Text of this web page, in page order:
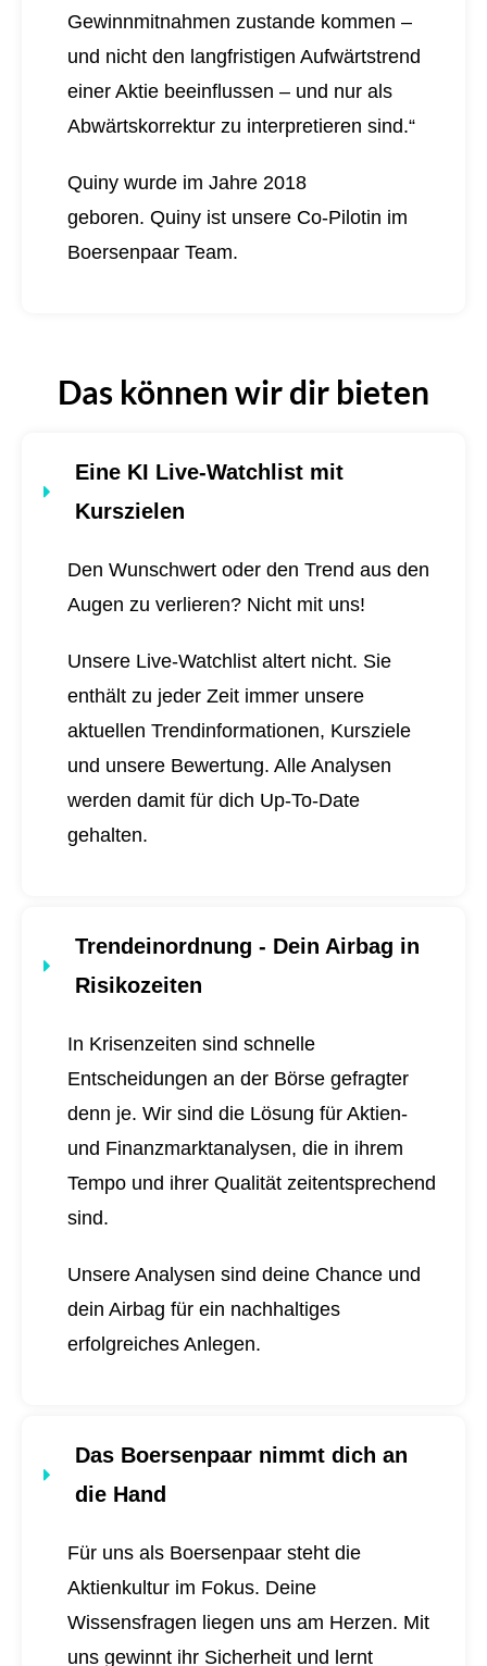
Gewinnmitnahmen zustande kommen –
und nicht den langfristigen Aufwärtstrend
einer Aktie beeinflussen – und nur als
Abwärtskorrektur zu interpretieren sind.“
Quiny wurde im Jahre 2018
geboren. Quiny ist unsere Co-Pilotin im
Boersenpaar Team.
Das können wir dir bieten
Eine KI Live-Watchlist mit
Kurszielen
Den Wunschwert oder den Trend aus den
Augen zu verlieren? Nicht mit uns!
Unsere Live-Watchlist altert nicht. Sie
enthält zu jeder Zeit immer unsere
aktuellen Trendinformationen, Kursziele
und unsere Bewertung. Alle Analysen
werden damit für dich Up-To-Date
gehalten.
Trendeinordnung - Dein Airbag in
Risikozeiten
In Krisenzeiten sind schnelle
Entscheidungen an der Börse gefragter
denn je. Wir sind die Lösung für Aktien-
und Finanzmarktanalysen, die in ihrem
Tempo und ihrer Qualität zeitentsprechend
sind.
Unsere Analysen sind deine Chance und
dein Airbag für ein nachhaltiges
erfolgreiches Anlegen.
Das Boersenpaar nimmt dich an
die Hand
Für uns als Boersenpaar steht die
Aktienkultur im Fokus. Deine
Wissensfragen liegen uns am Herzen. Mit
uns gewinnt ihr Sicherheit und lernt